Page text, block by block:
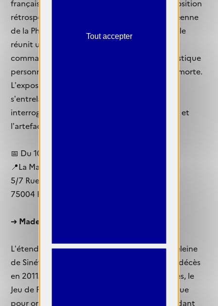
française Camille Vivier fait l’objet d’une exposition
rétrospective. À découvrir à la Maison Européenne
de la Photographie à partir du 10 juin 2026, elle
réunit une sélection d’œuvres issues de ses
commandes de mode et de sa recherche artistique
personnelle, centrée sur le corps et la nature morte.
L’exposition met en lumière un univers où
s’entrelacent sensualité, mystère et poésie,
interrogeant la relation entre le corps humain et
l’artefact.
📅 Du 10 juin au 20 septembre 2026
📍La Maison Européenne de la Photographie
5/7 Rue de Fourcy
75004 Paris
➔ Madeleine de Sinéty. Une vie
L’étendue du travail de la photographe Madeleine
de Sinéty est redécouverte dix ans après son décès
en 2011. Après quelques expositions régionales, le
Jeu de Paume investit ce fonds photographique
pour organiser une rétrospective inédite, rendant
Tout accepter